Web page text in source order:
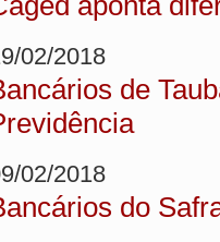
02/2018
de
02/2018
do